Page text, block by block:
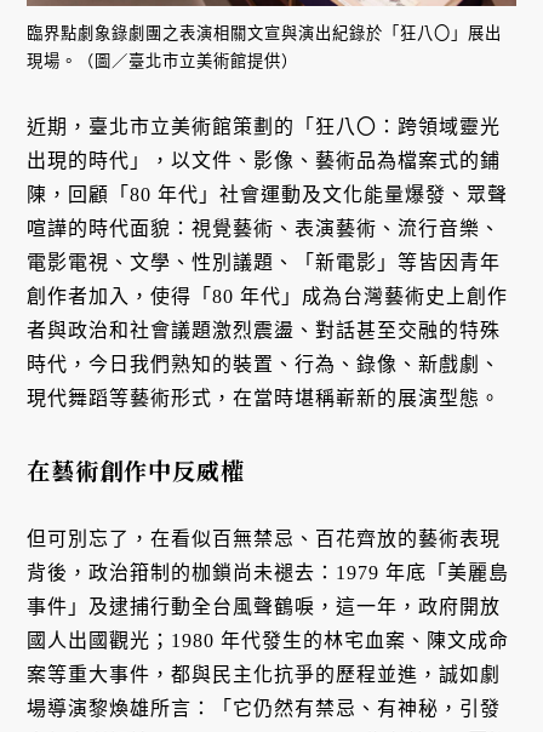
臨界點劇象錄劇團之表演相關文宣與演出紀錄於「狂八〇」展出
現場。（圖／臺北市立美術館提供）
近期，臺北市立美術館策劃的「狂八〇：跨領域靈光
出現的時代」，以文件、影像、藝術品為檔案式的鋪
陳，回顧「80 年代」社會運動及文化能量爆發、眾聲
喧譁的時代面貌：視覺藝術、表演藝術、流行音樂、
電影電視、文學、性別議題、「新電影」等皆因青年
創作者加入，使得「80 年代」成為台灣藝術史上創作
者與政治和社會議題激烈震盪、對話甚至交融的特殊
時代，今日我們熟知的裝置、行為、錄像、新戲劇、
現代舞蹈等藝術形式，在當時堪稱嶄新的展演型態。
在藝術創作中反威權
但可別忘了，在看似百無禁忌、百花齊放的藝術表現
背後，政治箝制的枷鎖尚未褪去：1979 年底「美麗島
事件」及逮捕行動全台風聲鶴唳，這一年，政府開放
國人出國觀光；1980 年代發生的林宅血案、陳文成命
案等重大事件，都與民主化抗爭的歷程並進，誠如劇
場導演黎煥雄所言：「它仍然有禁忌、有神秘，引發